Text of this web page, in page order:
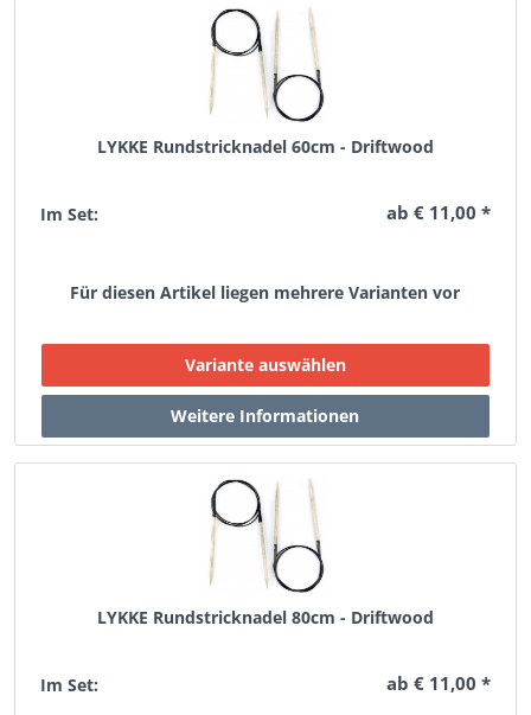
LYKKE Rundstricknadel 60cm - Driftwood
Im Set: ab € 11,00 *
Für diesen Artikel liegen mehrere Varianten vor
LYKKE Rundstricknadel 80cm - Driftwood
Im Set: ab € 11,00 *